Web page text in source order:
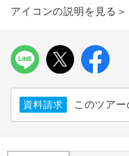
アイコンの説明を見る＞
資料請求 このツア